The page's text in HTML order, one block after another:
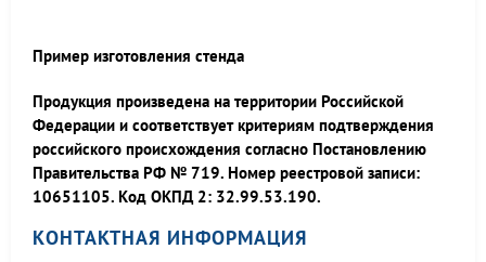
Пример изготовления стенда
Продукция произведена на территории Российской
Федерации и соответствует критериям подтверждения
российского происхождения согласно Постановлению
Правительства РФ № 719. Номер реестровой записи:
10651105. Код ОКПД 2: 32.99.53.190.
КОНТАКТНАЯ ИНФОРМАЦИЯ